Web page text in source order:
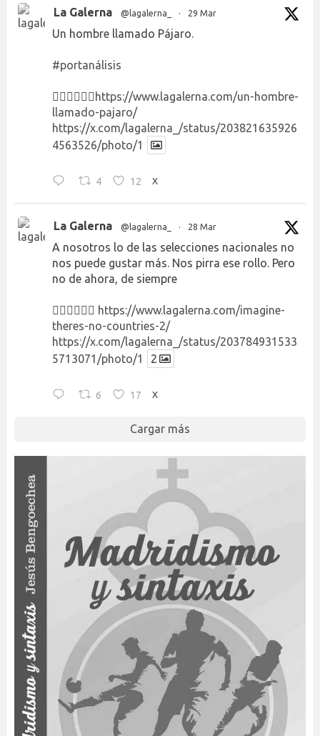
La Galerna @lagalerna_ · 29 Mar
Un hombre llamado Pájaro.
#portanálisis
👉🏻👉🏻👉🏻 https://www.lagalerna.com/un-hombre-
llamado-pajaro/
https://x.com/lagalerna_/status/203821635926
4563526/photo/1
4 12 X
La Galerna @lagalerna_ · 28 Mar
A nosotros lo de las selecciones nacionales no
nos puede gustar más. Nos pirra ese rollo. Pero
no de ahora, de siempre
👉🏻👉🏻👉🏻 https://www.lagalerna.com/imagine-
theres-no-countries-2/
https://x.com/lagalerna_/status/203784931533
5713071/photo/1
2
6 17 X
Cargar más